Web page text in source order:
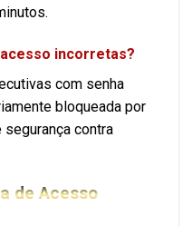
incorretas?
com senha
bloqueada por
contra
de Acesso